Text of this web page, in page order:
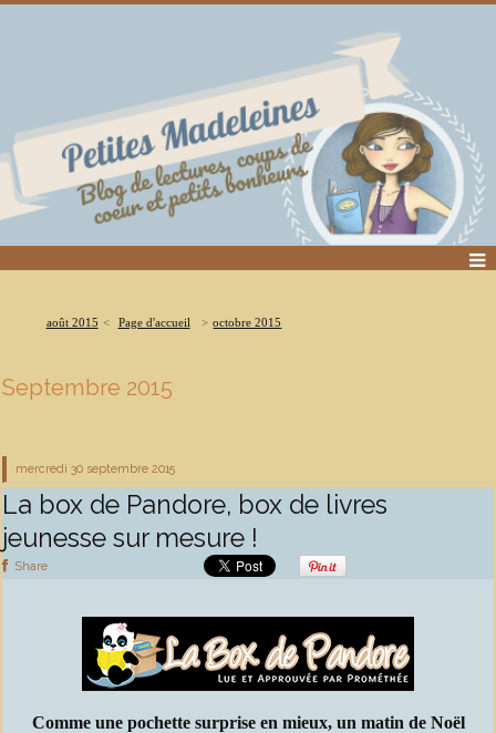
août 2015 Page d'accueil octobre 2015
Septembre 2015
mercredi 30 septembre 2015
La box de Pandore, box de livres
jeunesse sur mesure !
Share
Comme une pochette surprise en mieux, un matin de Noël